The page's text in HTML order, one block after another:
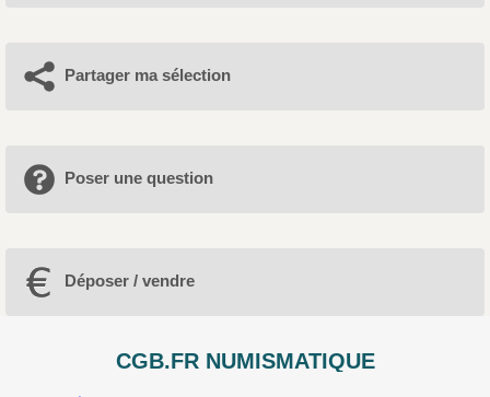
Partager ma sélection
Poser une question
Déposer / vendre
CGB.FR NUMISMATIQUE